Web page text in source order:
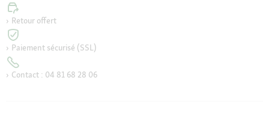
Retour offert
Paiement sécurisé (SSL)
Contact : 04 81 68 28 06